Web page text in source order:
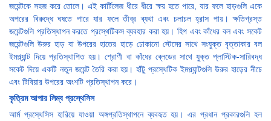
জয়েন্টকে সহজ করে তোলে। এই কার্টিলেজ ধীরে ধীরে ক্ষয় হতে পারে, যার ফলে হাড়গুলি একে
অপরের বিরুদ্ধে ঘষতে পারে যার ফলে তীব্র ব্যথা এবং চলাচল হ্রাস পায়। ক্ষতিগ্রস্ত
জয়েন্টগুলি প্রতিস্থাপন করতে প্রস্থেটিকস ব্যবহার করা হয়। হিপ এবং কাঁধের বল এবং সকেট
জয়েন্টগুলি উরুর হাড় বা উপরের হাতের হাড়ে ঢোকানো স্টেমের সাথে সংযুক্ত বৃত্তাকার বল
ইমপ্ল্যান্ট দিয়ে প্রতিস্থাপিত হয়। শ্রোণী বা কাঁধের ব্লেডের সাথে যুক্ত প্লাস্টিক-সারিবদ্ধ
সকেট দিয়ে একটি নতুন জয়েন্ট তৈরি করা হয়। হাঁটু প্রস্থেটিক ইমপ্ল্যান্টগুলি উরুর হাড়ের নীচে
এবং টিবিয়ার উপরের অংশটি প্রতিস্থাপন করে।
কৃত্রিম আপার লিম্ব প্রস্থেসিস
আর্ম প্রস্থেসিস হারিয়ে যাওয়া অঙ্গপ্রতিস্থাপনে ব্যবহৃত হয়। এর প্রধান প্রকারগুলি হল